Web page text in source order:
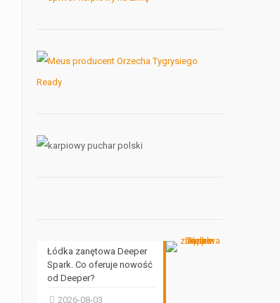
Łódka zanętowa Deeper
Spark. Co oferuje nowość
od Deeper?
2026-08-03